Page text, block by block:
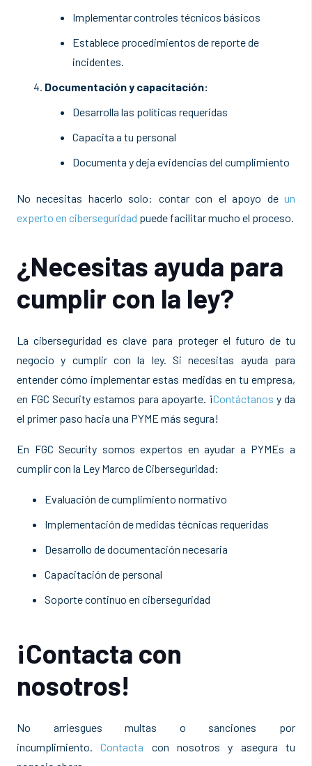
Implementar controles técnicos básicos
Establece procedimientos de reporte de
incidentes.
Documentación y capacitación:
Desarrolla las políticas requeridas
Capacita a tu personal
Documenta y deja evidencias del cumplimiento
No necesitas hacerlo solo: contar con el apoyo de un
experto en ciberseguridad puede facilitar mucho el proceso.
¿Necesitas ayuda para
cumplir con la ley?
La ciberseguridad es clave para proteger el futuro de tu
negocio y cumplir con la ley. Si necesitas ayuda para
entender cómo implementar estas medidas en tu empresa,
en FGC Security estamos para apoyarte. ¡Contáctanos y da
el primer paso hacia una PYME más segura!
En FGC Security somos expertos en ayudar a PYMEs a
cumplir con la Ley Marco de Ciberseguridad:
Evaluación de cumplimiento normativo
Implementación de medidas técnicas requeridas
Desarrollo de documentación necesaria
Capacitación de personal
Soporte continuo en ciberseguridad
¡Contacta con
nosotros!
No arriesgues multas o sanciones por
incumplimiento.
Contacta
con nosotros y asegura tu